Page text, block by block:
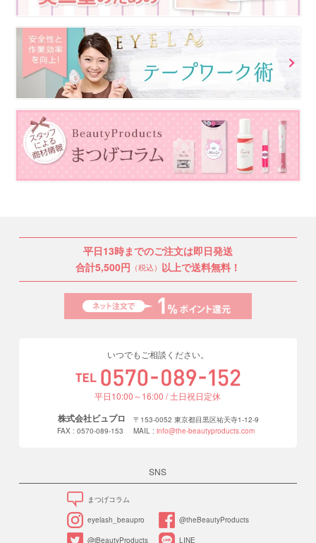
平日13時までのご注文は即日発送
合計5,500円 （税込） 以上で送料無料！
いつでもご相談ください。
平日10:00～16:00 / 土日祝日定休
株式会社ビュプロ
〒153-0052 東京都目黒区祐天寺1-12-9
FAX : 0570-089-153
MAIL : info@the-beautyproducts.com
SNS
まつげコラム
eyelash_beaupro @theBeautyProducts
@iBeautyProducts LINE